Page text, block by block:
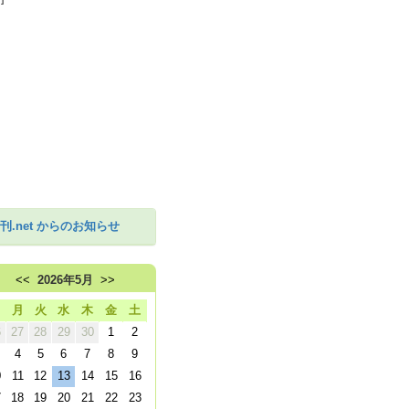
.net からのお知らせ
<< 2026年5月 >>
月 火 水 木 金
土
27 28 29 30 1
2
4 5 6 7 8
9
11 12 13 14 15
16
18 19 20 21 22 23